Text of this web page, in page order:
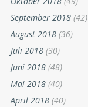
September 2018 (42)
August 2018 (36)
Juli 2018 (30)
Juni 2018 (48)
Mai 2018 (40)
April 2018 (40)